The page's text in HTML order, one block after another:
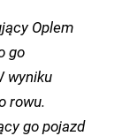
Oplem
go
wyniku
rowu.
go pojazd